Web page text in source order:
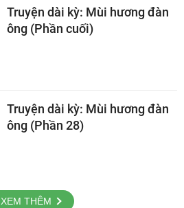
Truyện dài kỳ: Mùi hương đàn
ông (Phần cuối)
Truyện dài kỳ: Mùi hương đàn
ông (Phần 28)
XEM THÊM